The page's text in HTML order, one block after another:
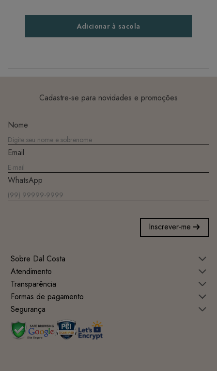
Adicionar à sacola
Cadastre-se para novidades e promoções
Nome
Email
WhatsApp
Inscrever-me
Sobre Dal Costa
Atendimento
Transparência
Formas de pagamento
Segurança